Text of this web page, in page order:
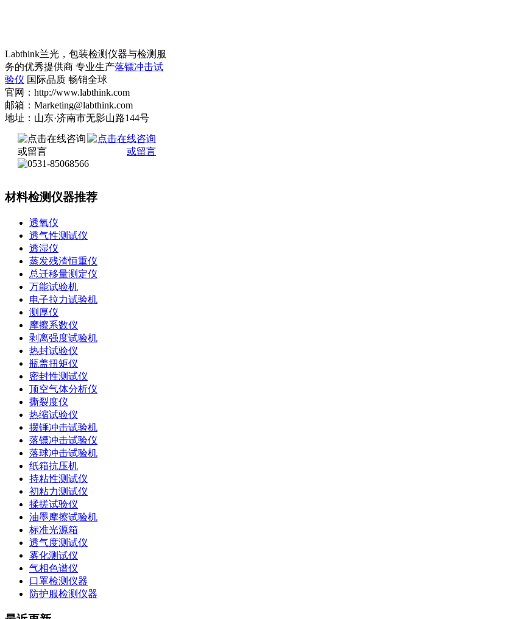
Labthink兰光，包装检测仪器与检测服
务的优秀提供商 专业生产落镖冲击试
验仪 国际品质 畅销全球
官网：http://www.labthink.com
邮箱：Marketing@labthink.com
地址：山东·济南市无影山路144号
材料检测仪器推荐
透氧仪
透气性测试仪
透湿仪
蒸发残渣恒重仪
总迁移量测定仪
万能试验机
电子拉力试验机
测厚仪
摩擦系数仪
剥离强度试验机
热封试验仪
瓶盖扭矩仪
密封性测试仪
顶空气体分析仪
撕裂度仪
热缩试验仪
摆锤冲击试验机
落镖冲击试验仪
落球冲击试验机
纸箱抗压机
持粘性测试仪
初粘力测试仪
揉搓试验仪
油墨摩擦试验机
标准光源箱
透气度测试仪
雾化测试仪
气相色谱仪
口罩检测仪器
防护服检测仪器